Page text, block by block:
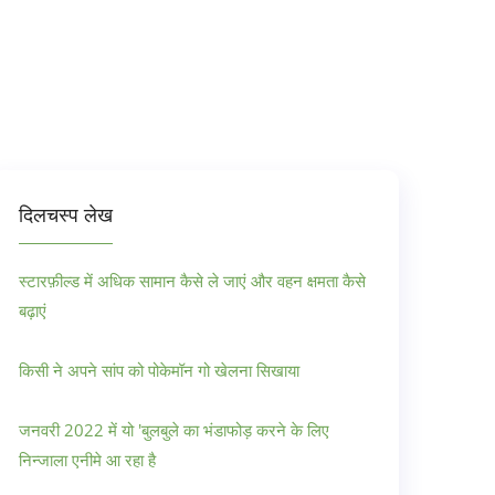
दिलचस्प लेख
स्टारफ़ील्ड में अधिक सामान कैसे ले जाएं और वहन क्षमता कैसे
बढ़ाएं
किसी ने अपने सांप को पोकेमॉन गो खेलना सिखाया
जनवरी 2022 में यो 'बुलबुले का भंडाफोड़ करने के लिए
निन्जाला एनीमे आ रहा है